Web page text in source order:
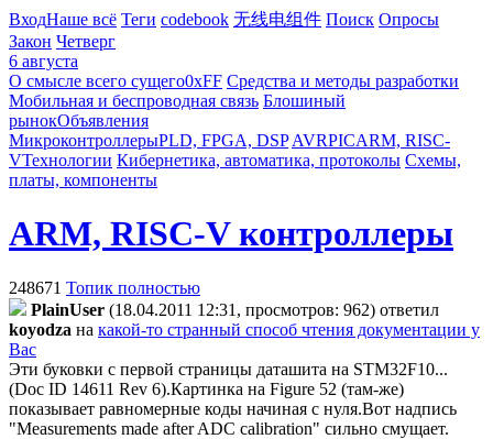
ВходНаше всё Теги codebook 无线电组件 Поиск Опросы
Закон Четверг
6 августа
О смысле всего сущего0xFF Средства и методы разработки
Мобильная и беспроводная связь Блошиный
рынокОбъявления
МикроконтроллерыPLD, FPGA, DSP AVRPICARM, RISC-
VТехнологии Кибернетика, автоматика, протоколы Схемы,
платы, компоненты
ARM, RISC-V контроллеры
248671 Топик полностью
PlainUser (18.04.2011 12:31, просмотров: 962) ответил
koyodza на какой-то странный способ чтения документации у
Вас
Эти буковки с первой страницы даташита на STM32F10...
(Doc ID 14611 Rev 6).Картинка на Figure 52 (там-же)
показывает равномерные коды начиная с нуля.Вот надпись
"Measurements made after ADC calibration" сильно смущает.